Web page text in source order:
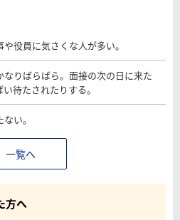
役員に気さくな人が多い。
なりばらばら。面接の次の日に来た
待たされたりする。
い。
一覧へ
方へ